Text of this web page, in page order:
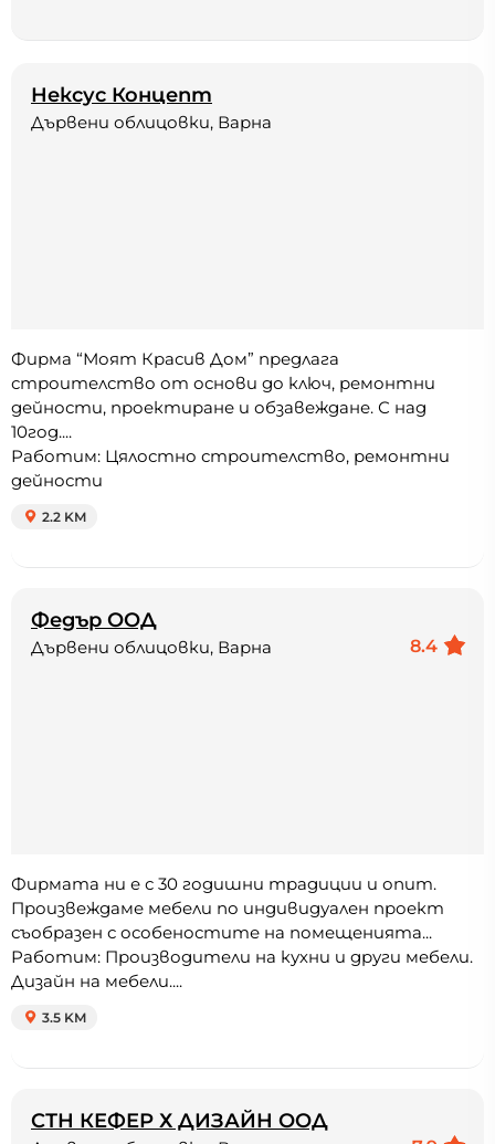
Нексус Концепт
Дървени облицовки, Варна
Фирма “Моят Красив Дом” предлага
строителство от основи до ключ, ремонтни
дейности, проектиране и обзавеждане. С над
10год....
Работим: Цялостно строителство, ремонтни
дейности
2.2 KM
Федър ООД
8.4
Дървени облицовки, Варна
Фирмата ни е с 30 годишни традиции и опит.
Произвеждаме мебели по индивидуален проект
съобразен с особеностите на помещенията...
Работим: Производители на кухни и други мебели.
Дизайн на мебели....
3.5 KM
СТН КЕФЕР Х ДИЗАЙН ООД